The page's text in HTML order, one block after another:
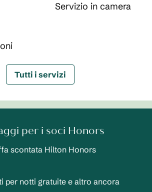
Servizio in camera
Tutti i servizi
per i soci Honors
scontata Hilton Honors
per notti gratuite e altro ancora